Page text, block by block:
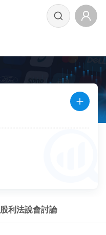
股利法說會討論